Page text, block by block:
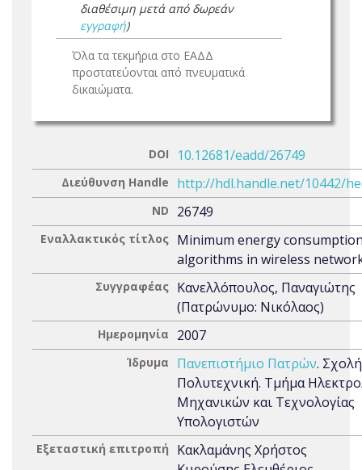
διαθέσιμη μετά από δωρεάν
εγγραφή)
Όλα τα τεκμήρια στο ΕΑΔΔ
προστατεύονται από πνευματικά
δικαιώματα.
DOI 10.12681/eadd/26749
Διεύθυνση Handle http://hdl.handle.net/10442/
ND 26749
Εναλλακτικός τίτλος Minimum energy
algorithms in wireless
Συγγραφέας Κανελλόπουλος, Παναγιώτης
(Πατρώνυμο: Νικόλαος)
Ημερομηνία 2007
Ίδρυμα Πανεπιστήμιο Πατρών. Σχολή
Πολυτεχνική. Tμήμα
Μηχανικών και Τεχνολογίας
Υπολογιστών
Εξεταστική επιτροπή
Κακλαμάνης Χρήστος